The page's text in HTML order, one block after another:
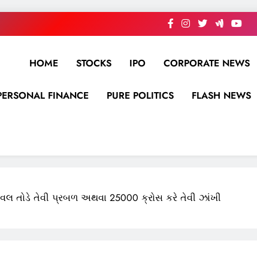
HOME STOCKS IPO CORPORATE NEWS
FINANCE PURE POLITICS FLASH NEWS
તોડે તેવી પ્રબળ અથવા 25000 ક્રોસ કરે તેવી ઝાંખી